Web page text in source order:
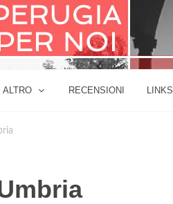
ALTRO RECENSIONI LINKS